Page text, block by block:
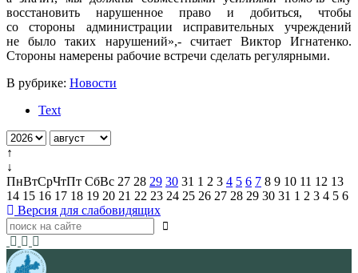
восстановить нарушенное право и добиться, чтобы
со стороны администрации исправительных учреждений
не было таких нарушений»,- считает Виктор Игнатенко.
Стороны намерены рабочие встречи сделать регулярными.
В рубрике: Новости
Text
↑
↓
ПнВтСрЧтПт СбВс 27 28 29 30 31 1 2 3 4 5 6 7 8 9 10 11 12 13
14 15 16 17 18 19 20 21 22 23 24 25 26 27 28 29 30 31 1 2 3 4 5 6
Версия для слабовидящих